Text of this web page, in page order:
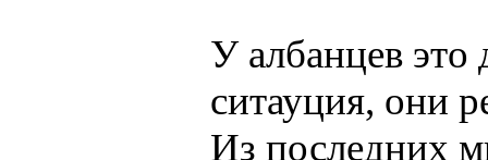
У албанцев это
ситауция, они
Из последних